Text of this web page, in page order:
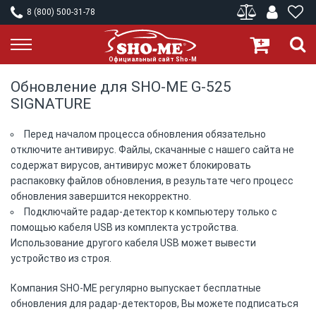
8 (800) 500-31-78
Обновление для SHO-ME G-525
SIGNATURE
Перед началом процесса обновления обязательно
отключите антивирус. Файлы, скачанные с нашего сайта не
содержат вирусов, антивирус может блокировать
распаковку файлов обновления, в результате чего процесс
обновления завершится некорректно.
Подключайте радар-детектор к компьютеру только с
помощью кабеля USB из комплекта устройства.
Использование другого кабеля USB может вывести
устройство из строя.
Компания SHO-ME регулярно выпускает бесплатные
обновления для радар-детекторов, Вы можете подписаться